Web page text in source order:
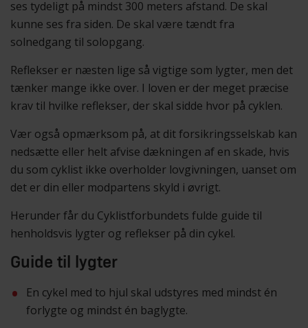
ses tydeligt på mindst 300 meters afstand. De skal
kunne ses fra siden. De skal være tændt fra
solnedgang til solopgang.
Reflekser er næsten lige så vigtige som lygter, men det
tænker mange ikke over. I loven er der meget præcise
krav til hvilke reflekser, der skal sidde hvor på cyklen.
Vær også opmærksom på, at dit forsikringsselskab kan
nedsætte eller helt afvise dækningen af en skade, hvis
du som cyklist ikke overholder lovgivningen, uanset om
det er din eller modpartens skyld i øvrigt.
Herunder får du Cyklistforbundets fulde guide til
henholdsvis lygter og reflekser på din cykel.
Guide til lygter
En cykel med to hjul skal udstyres med mindst én
forlygte og mindst én baglygte.